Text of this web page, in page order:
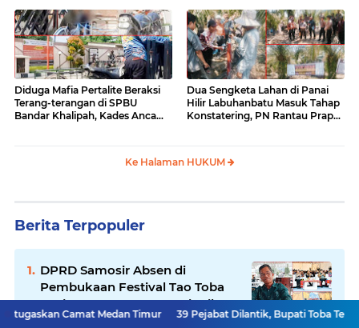
Diduga Mafia Pertalite Beraksi
Terang-terangan di SPBU
Bandar Khalipah, Kades Ancam
Dua Sengketa Lahan di Panai
Hilir Labuhanbatu Masuk Tahap
Konstatering, PN Rantau Prapat
Ke Halaman HUKUM
Berita Terpopuler
DPRD Samosir Absen di
Pembukaan Festival Tao Toba
Joujou, Pengamat Soroti Etika
Birokrasi Pemkab
Medan Timur 39 Pejabat Dilantik, Bupati Toba Tekankan